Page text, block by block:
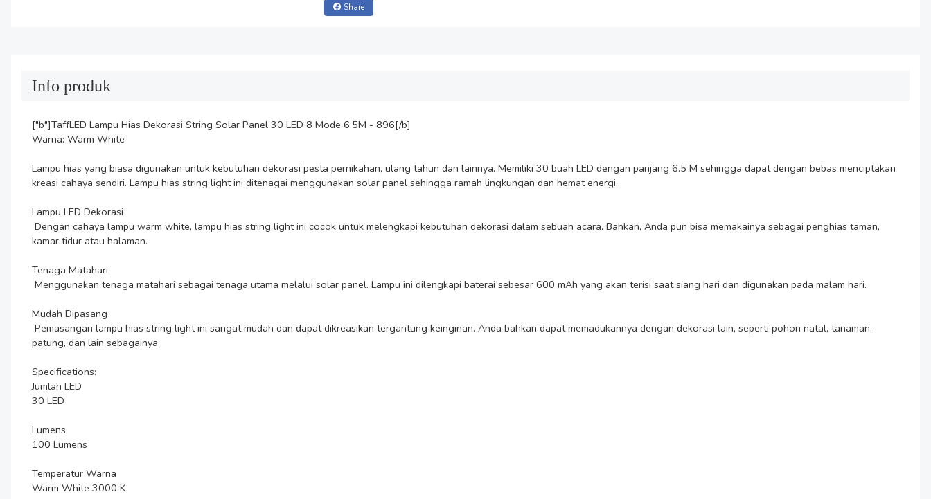
Share
Info produk
["b"]TaffLED Lampu Hias Dekorasi String Solar Panel 30 LED 8 Mode 6.5M - 896[/b]
Warna: Warm White
Lampu hias yang biasa digunakan untuk kebutuhan dekorasi pesta pernikahan, ulang tahun dan lainnya. Memiliki 30 buah LED dengan panjang 6.5 M sehingga dapat dengan bebas menciptakan
kreasi cahaya sendiri. Lampu hias string light ini ditenagai menggunakan solar panel sehingga ramah lingkungan dan hemat energi.
Lampu LED Dekorasi
kamar tidur atau halaman.
Tenaga Matahari
Mudah Dipasang
patung, dan lain sebagainya.
Specifications:
Jumlah LED
30 LED
Lumens
100 Lumens
Temperatur Warna
Warm White 3000 K